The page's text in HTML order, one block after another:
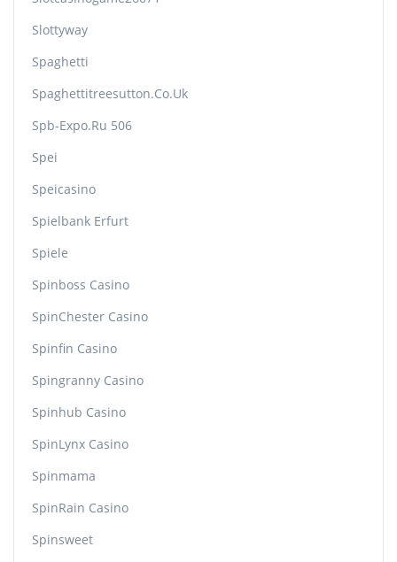
Slottyway
Spaghetti
Spaghettitreesutton.co.uk
Spb-Expo.ru 506
Spei
Speicasino
Spielbank Erfurt
Spiele
Spinboss Casino
SpinChester Casino
Spinfin Casino
Spingranny Casino
Spinhub Casino
SpinLynx Casino
Spinmama
SpinRain Casino
Spinsweet